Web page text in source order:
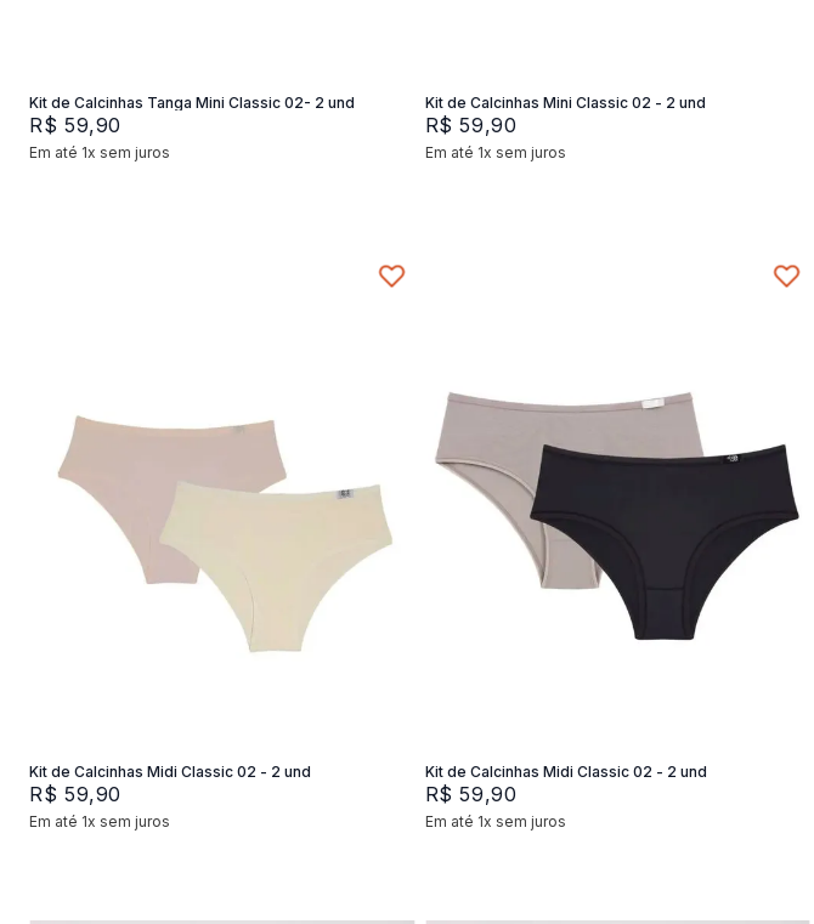
Kit de Calcinhas Tanga Mini Classic 02- 2 und
R$ 59,90
Em até 1x sem juros
Kit de Calcinhas Mini Classic 02 - 2 und
R$ 59,90
Em até 1x sem juros
Kit de Calcinhas Midi Classic 02 - 2 und
R$ 59,90
Em até 1x sem juros
Kit de Calcinhas Midi Classic 02 - 2 und
R$ 59,90
Em até 1x sem juros